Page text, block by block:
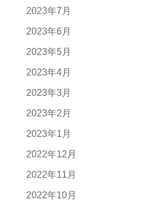
2023年7月
2023年6月
2023年5月
2023年4月
2023年3月
2023年2月
2023年1月
2022年12月
2022年11月
2022年10月